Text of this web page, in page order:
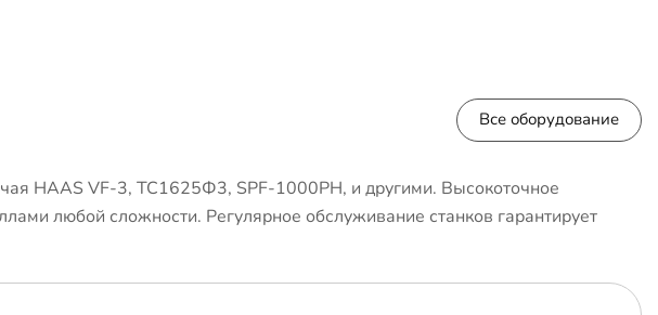
Все оборудование
HAAS VF-3, ТС1625Ф3, SPF-1000PH, и другими. Высокоточное
любой сложности. Регулярное обслуживание станков гарантирует